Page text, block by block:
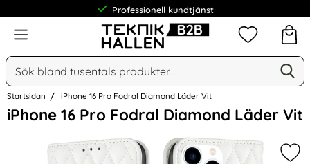
Professionell kundtjänst
Meny
Sök
Sök på Narse Group AB
Mina
Startsidan iPhone 16 Pro Fodral Diamond Läder Vit
iPhone 16 Pro Fodral Diamond Läder Vit
Hoppa